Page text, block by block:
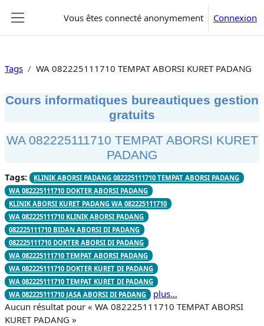
Vous êtes connecté anonymement Connexion
Tags WA 082225111710 TEMPAT ABORSI KURET PADANG
Cours informatiques bureautiques gestion
gratuits
WA 082225111710 TEMPAT ABORSI KURET
PADANG
Tags:
KLINIK ABORSI PADANG 082225111710 TEMPAT ABORSI PADANG
WA 082225111710 DOKTER ABORSI PADANG
KLINIK ABORSI KURET PADANG WA 082225111710
WA 082225111710 KLINIK ABORSI PADANG
082225111710 BIDAN ABORSI DI PADANG
082225111710 DOKTER ABORSI DI PADANG
WA 082225111710 TEMPAT ABORSI PADANG
WA 082225111710 DOKTER KURET DI PADANG
WA 082225111710 TEMPAT KURET DI PADANG
WA 082225111710 JASA ABORSI DI PADANG
plus…
Aucun résultat pour « WA 082225111710 TEMPAT ABORSI
KURET PADANG »